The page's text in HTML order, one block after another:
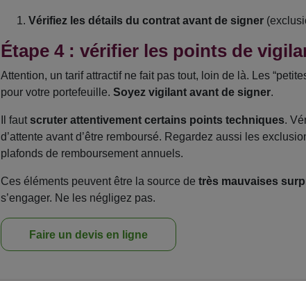
Vérifiez les détails du contrat avant de signer
Étape 4 : vérifier les points de
Attention, un tarif attractif ne fait pas tout, loin de là. Les
pour votre portefeuille. Soyez vigilant avant de signer.
Il faut scruter attentivement certains points techniques.
d’attente avant d’être remboursé. Regardez aussi les
plafonds de remboursement annuels.
Ces éléments peuvent être la source de très mauvaises
s’engager. Ne les négligez pas.
Faire un devis en ligne